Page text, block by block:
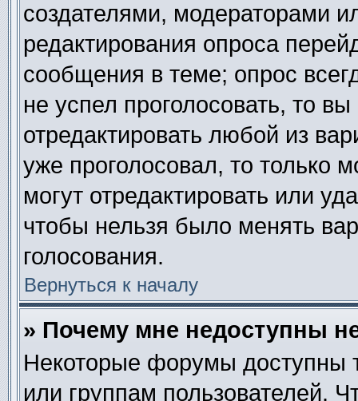
создателями, модераторами
редактирования опроса
сообщения в теме; опрос
не успел проголосовать, то
отредактировать любой из
уже проголосовал, то только
могут отредактировать или
чтобы нельзя было менять
голосования.
Вернуться к началу
» Почему мне недоступны
Некоторые форумы доступны
или группам пользователей.